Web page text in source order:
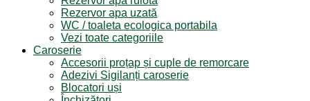
Rezervor apa uzată
WC / toaleta ecologica portabila
Vezi toate categoriile
Caroserie
Accesorii proțap și cuple de remorcare
Adezivi Sigilanți caroserie
Blocatori uși